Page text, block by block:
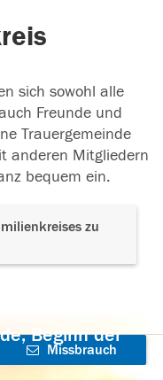
sich sowohl alle
Freunde und
Trauergemeinde
anderen Mitgliedern
bequem ein.
zu
Beginn der
Missbrauch